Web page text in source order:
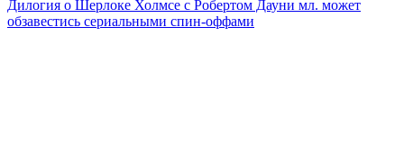
Дилогия о Шерлоке Холмсе с Робертом Дауни мл. может
обзавестись сериальными спин-оффами